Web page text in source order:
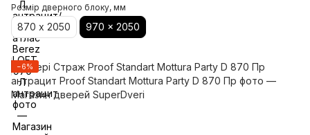
Розмір дверного блоку, мм
870 х 2050 970 x 2050
−6%